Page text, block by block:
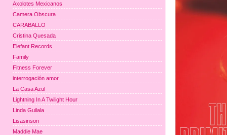
Axolotes Mexicanos
Camera Obscura
CARABALLO
Cristina Quesada
Elefant Records
Family
Fitness Forever
interrogación amor
La Casa Azul
Lightning In A Twilight Hour
Linda Guilala
Lisasinson
Maddie Mae